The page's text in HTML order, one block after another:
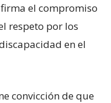
el compromiso
respeto por los
en el
convicción de que